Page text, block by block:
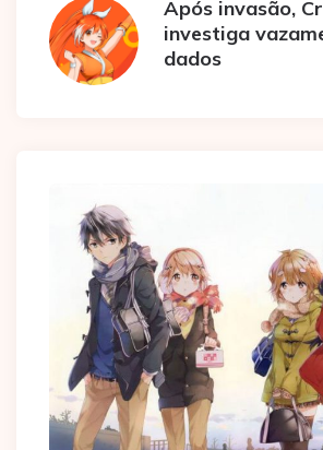
Após invasão,
investiga
dados